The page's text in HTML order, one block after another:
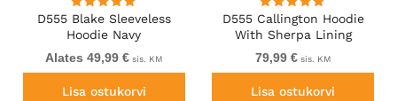
D555 Blake Sleeveless
Hoodie Navy
Alates 49,99 €sis. KM
Lisa ostukorvi
D555 Callington Hoodie
With Sherpa Lining
79,99 €sis. KM
Lisa ostukorvi